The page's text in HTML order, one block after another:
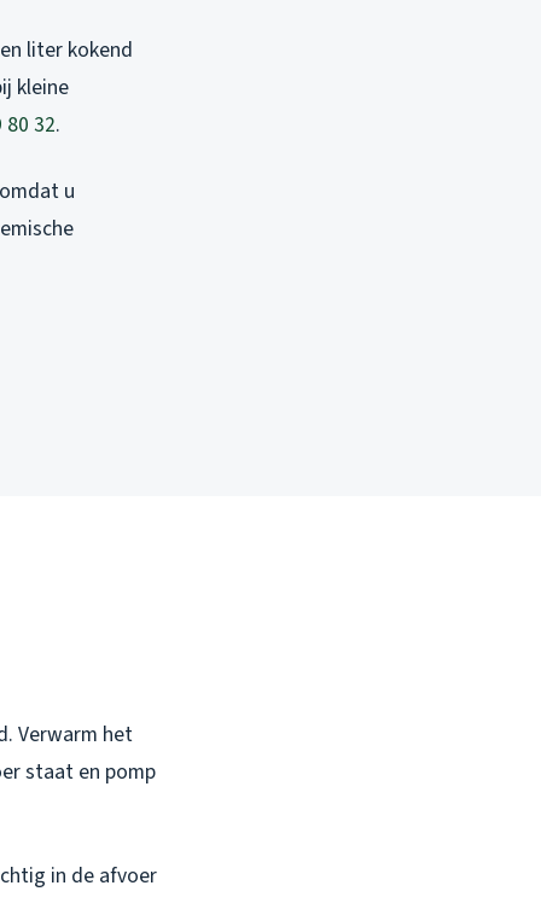
liter kokend
kleine
80 32.
u
Verwarm het
staat en pomp
in de afvoer